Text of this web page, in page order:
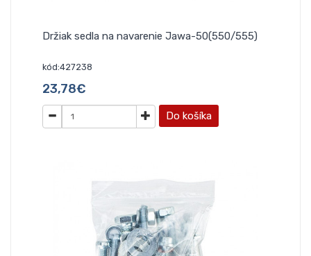
Držiak sedla na navarenie Jawa-50(550/555)
kód:427238
23,78€
Do košíka